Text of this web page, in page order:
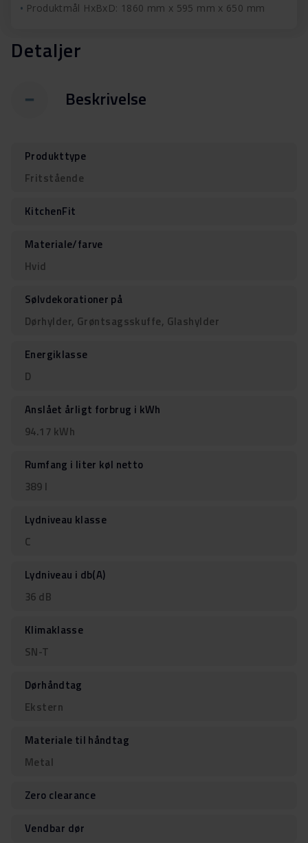
Produktmål HxBxD: 1860 mm x 595 mm x 650 mm
Detaljer
Beskrivelse
Produkttype
Fritstående
KitchenFit
Materiale/farve
Hvid
Sølvdekorationer på
Dørhylder, Grøntsagsskuffe, Glashylder
Energiklasse
D
Anslået årligt forbrug i kWh
94.17 kWh
Rumfang i liter køl netto
389 l
Lydniveau klasse
C
Lydniveau i db(A)
36 dB
Klimaklasse
SN-T
Dørhåndtag
Ekstern
Materiale til håndtag
Metal
Zero clearance
Vendbar dør